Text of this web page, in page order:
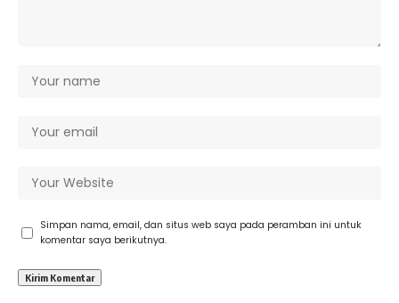
Simpan nama, email, dan situs web saya pada peramban ini untuk
komentar saya berikutnya.